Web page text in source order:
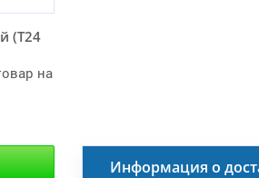
(Т24
на
Информация о